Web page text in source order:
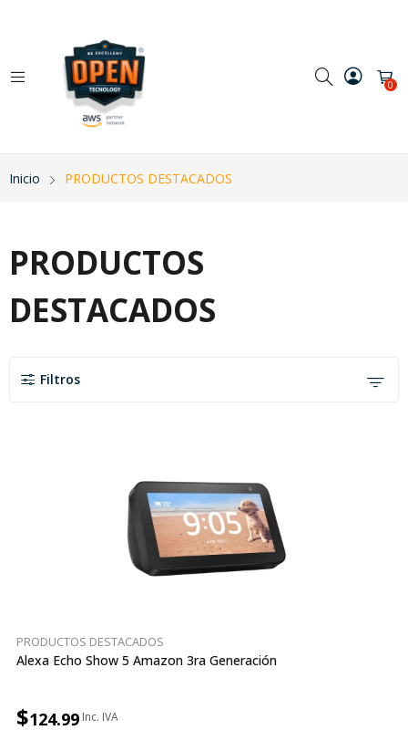
0
Inicio PRODUCTOS DESTACADOS
PRODUCTOS
DESTACADOS
Filtros
PRODUCTOS DESTACADOS
Alexa Echo Show 5 Amazon 3ra Generación
$124.99